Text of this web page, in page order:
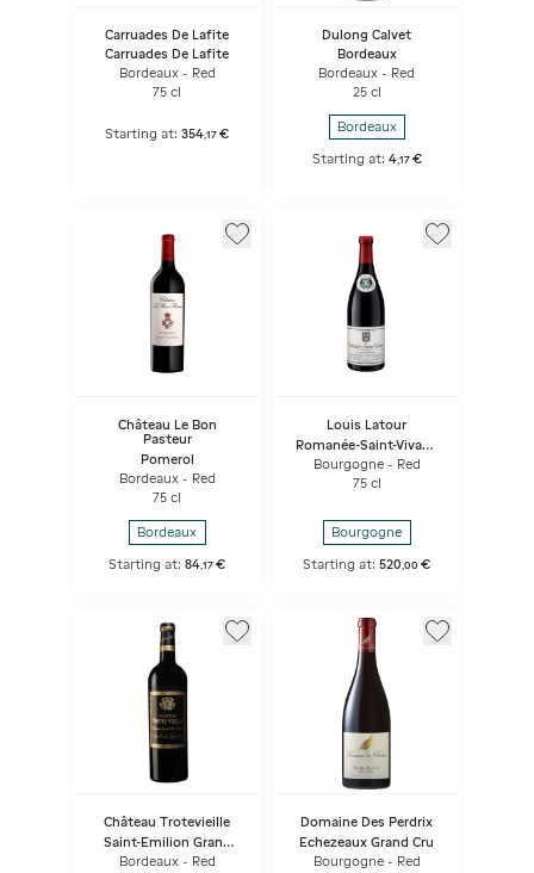
Carruades De Lafite
Carruades De Lafite
Bordeaux - Red
75 cl
Starting at:354 ,17 €
Dulong Calvet
Bordeaux
Bordeaux - Red
25 cl
Bordeaux
Starting at: 4, 17 €
Château Le Bon
Pasteur
Pomerol
Bordeaux - Red
75 cl
Bordeaux
Starting at:84 ,17 €
Louis Latour
Romanée-Saint-Vivant
- Les Quatre Journaux
Bourgogne - Red
75 cl
Bourgogne
Starting at:520 ,00 €
Château Trotevieille
Saint-Emilion Grand
Cru
Bordeaux - Red
Domaine Des Perdrix
Echezeaux Grand Cru
Bourgogne - Red